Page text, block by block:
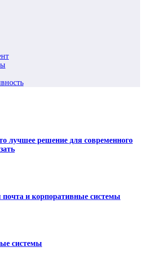
лучшее решение для современного
почта и корпоративные системы
системы